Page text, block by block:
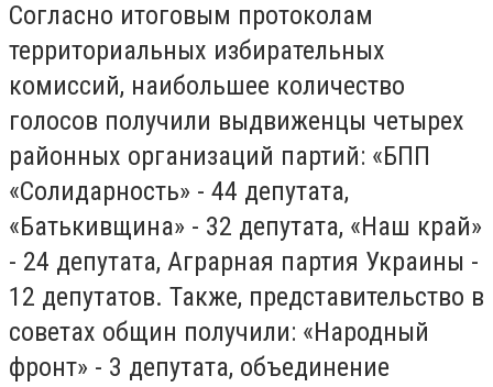
Согласно итоговым протоколам
территориальных избирательных
комиссий, наибольшее количество
голосов получили выдвиженцы четырех
районных организаций партий: «БПП
«Солидарность» - 44 депутата,
«Батькивщина» - 32 депутата, «Наш край»
- 24 депутата, Аграрная партия Украины -
12 депутатов. Также, представительство в
советах общин получили: «Народный
фронт» - 3 депутата, объединение